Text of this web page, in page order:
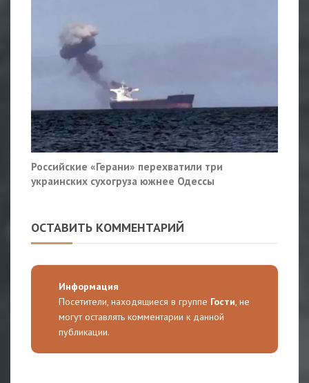
Российские «Герани» перехватили три
украинских сухогруза южнее Одессы
ОСТАВИТЬ КОММЕНТАРИЙ
Информация
Посетители, находящиеся в группе Гости, не
могут оставлять комментарии к данной
публикации.